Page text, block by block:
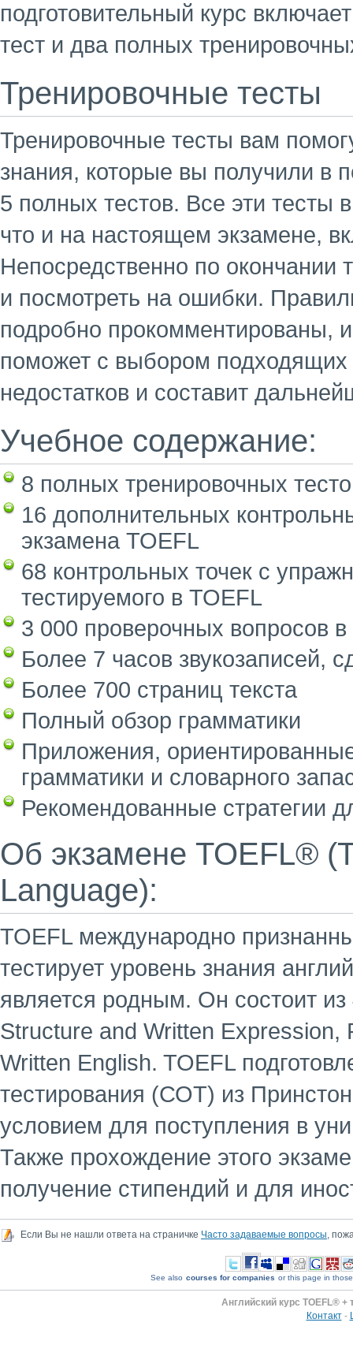
подготовительный курс
тест и два полных
Тренировочные тесты
Тренировочные тесты вам
знания, которые вы получили в
5 полных тестов. Все эти тесты
что и на настоящем экзамене,
Непосредственно по окончании
и посмотреть на ошибки.
подробно прокомментированы,
поможет с выбором
недостатков и составит
Учебное содержание:
8 полных тренировочных
16 дополнительных
экзамена TOEFL
68 контрольных точек с
тестируемого в TOEFL
3 000 проверочных вопросов
Более 7 часов звукозаписей,
Более 700 страниц текста
Полный обзор грамматики
Приложения,
грамматики и словарного
Рекомендованные стратегии
Об экзамене TOEFL®
Language):
TOEFL международно
тестирует уровень знания
является родным. Он состоит
Structure and Written Expression,
Written English. TOEFL
тестирования (СОТ) из
условием для поступления в
Также прохождение этого
получение стипендий и для
Если Вы не нашли ответа на страничке Часто задаваемые вопросы ,
See also courses for companies or this page in
Английский курс TOEFL® +
Контакт-